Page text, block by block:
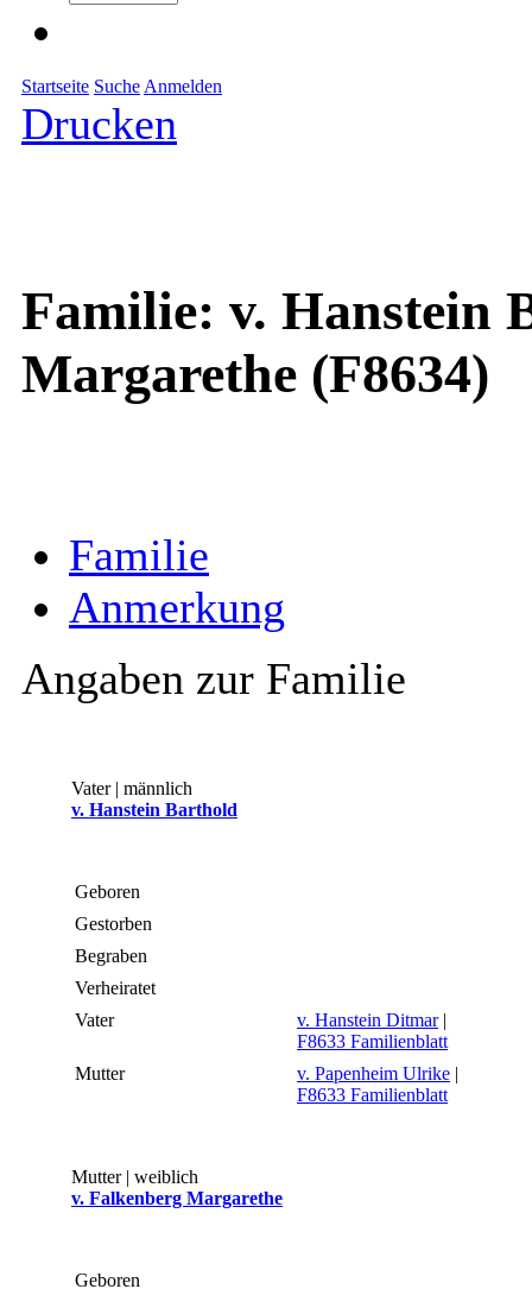
Startseite Suche Anmelden
Drucken
Familie: v. Hanstein
Margarethe (F8634)
Familie
Anmerkung
Angaben zur Familie
Vater | männlich
v. Hanstein Barthold
Geboren
Gestorben
Begraben
Verheiratet
Vater
v. Hanstein Ditmar|
F8633 Familienblatt
Mutter
v. Papenheim Ulrike |
F8633 Familienblatt
Mutter | weiblich
v. Falkenberg Margarethe
Geboren